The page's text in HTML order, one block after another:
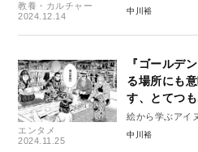
教養・カルチャー
2024.12.14
中川裕
エンタメ
2024.11.25
『ゴールデ
る場所にも
す、とてつ
絵から学ぶアイ
中川裕